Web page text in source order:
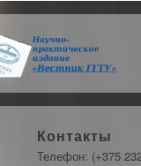
Контакты
Телефон: (+375